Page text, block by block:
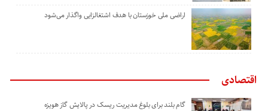
اراضی ملی خوزستان با هدف اشتغالزایی واگذار می‌شود
اقتصادی
گام بلند برای بلوغ مدیریت ریسک در پالایش گاز هویزه